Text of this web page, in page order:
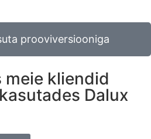
prooviversiooniga
meie kliendid
Dalux